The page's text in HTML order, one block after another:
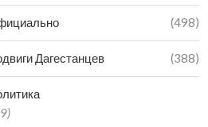
(498)
Дагестанцев (388)